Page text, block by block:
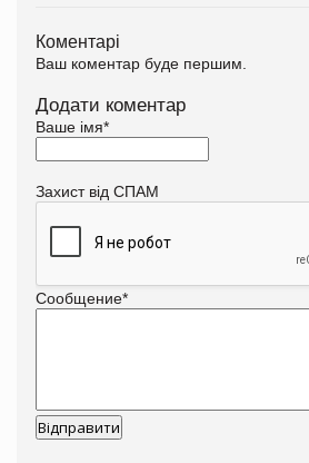
Коментарі
Ваш коментар буде першим.
Додати коментар
Ваше імя*
Захист від СПАМ
Сообщение*